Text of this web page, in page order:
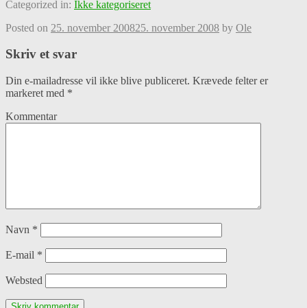
Categorized in: Ikke kategoriseret
Posted on 25. november 200825. november 2008 by Ole
Skriv et svar
Din e-mailadresse vil ikke blive publiceret. Krævede felter er
markeret med *
Kommentar
Navn *
E-mail *
Websted